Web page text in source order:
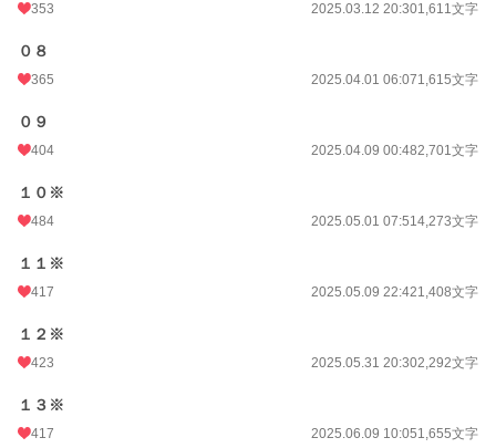
353 2025.03.12 20:301,611文字
０８
365 2025.04.01 06:071,615文字
０９
404 2025.04.09 00:482,701文字
１０※
484 2025.05.01 07:514,273文字
１１※
417 2025.05.09 22:421,408文字
１２※
423 2025.05.31 20:302,292文字
１３※
417 2025.06.09 10:051,655文字